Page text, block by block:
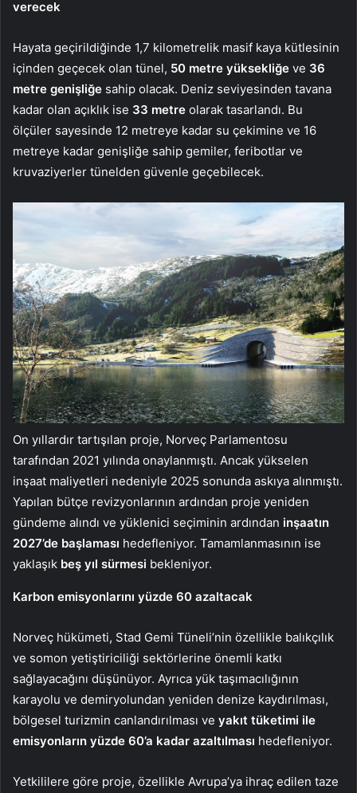
verecek
Hayata geçirildiğinde 1,7 kilometrelik masif kaya kütlesinin
içinden geçecek olan tünel, 50 metre yüksekliğe ve 36
metre genişliğe sahip olacak. Deniz seviyesinden tavana
kadar olan açıklık ise 33 metre olarak tasarlandı. Bu
ölçüler sayesinde 12 metreye kadar su çekimine ve 16
metreye kadar genişliğe sahip gemiler, feribotlar ve
kruvaziyerler tünelden güvenle geçebilecek.
On yıllardır tartışılan proje, Norveç Parlamentosu
tarafından 2021 yılında onaylanmıştı. Ancak yükselen
inşaat maliyetleri nedeniyle 2025 sonunda askıya alınmıştı.
Yapılan bütçe revizyonlarının ardından proje yeniden
gündeme alındı ve yüklenici seçiminin ardından inşaatın
2027’de başlaması hedefleniyor. Tamamlanmasının ise
yaklaşık beş yıl sürmesi bekleniyor.
Karbon emisyonlarını yüzde 60 azaltacak
Norveç hükümeti, Stad Gemi Tüneli’nin özellikle balıkçılık
ve somon yetiştiriciliği sektörlerine önemli katkı
sağlayacağını düşünüyor. Ayrıca yük taşımacılığının
karayolu ve demiryolundan yeniden denize kaydırılması,
bölgesel turizmin canlandırılması ve yakıt tüketimi ile
emisyonların yüzde 60’a kadar azaltılması hedefleniyor.
Yetkililere göre proje, özellikle Avrupa’ya ihraç edilen taze